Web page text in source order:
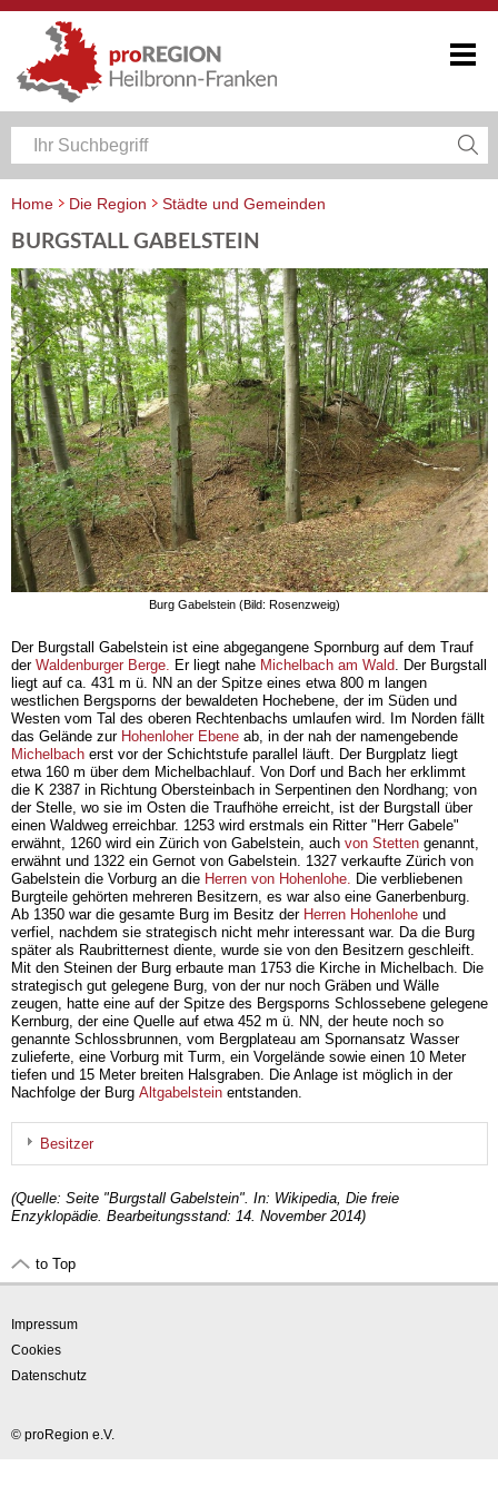
Home Die Region Städte und Gemeinden
BURGSTALL GABELSTEIN
Burg Gabelstein (Bild: Rosenzweig)
Der Burgstall Gabelstein ist eine abgegangene Spornburg auf dem Trauf
der Waldenburger Berge. Er liegt nahe Michelbach am Wald. Der Burgstall
liegt auf ca. 431 m ü. NN an der Spitze eines etwa 800 m langen
westlichen Bergsporns der bewaldeten Hochebene, der im Süden und
Westen vom Tal des oberen Rechtenbachs umlaufen wird. Im Norden fällt
das Gelände zur Hohenloher Ebene ab, in der nah der namengebende
Michelbach erst vor der Schichtstufe parallel läuft. Der Burgplatz liegt
etwa 160 m über dem Michelbachlauf. Von Dorf und Bach her erklimmt
die K 2387 in Richtung Obersteinbach in Serpentinen den Nordhang; von
der Stelle, wo sie im Osten die Traufhöhe erreicht, ist der Burgstall über
einen Waldweg erreichbar. 1253 wird erstmals ein Ritter "Herr Gabele"
erwähnt, 1260 wird ein Zürich von Gabelstein, auch von Stetten genannt,
erwähnt und 1322 ein Gernot von Gabelstein. 1327 verkaufte Zürich von
Gabelstein die Vorburg an die Herren von Hohenlohe. Die verbliebenen
Burgteile gehörten mehreren Besitzern, es war also eine Ganerbenburg.
Ab 1350 war die gesamte Burg im Besitz der Herren Hohenlohe und
verfiel, nachdem sie strategisch nicht mehr interessant war. Da die Burg
später als Raubritternest diente, wurde sie von den Besitzern geschleift.
Mit den Steinen der Burg erbaute man 1753 die Kirche in Michelbach. Die
strategisch gut gelegene Burg, von der nur noch Gräben und Wälle
zeugen, hatte eine auf der Spitze des Bergsporns Schlossebene gelegene
Kernburg, der eine Quelle auf etwa 452 m ü. NN, der heute noch so
genannte Schlossbrunnen, vom Bergplateau am Spornansatz Wasser
zulieferte, eine Vorburg mit Turm, ein Vorgelände sowie einen 10 Meter
tiefen und 15 Meter breiten Halsgraben. Die Anlage ist möglich in der
Nachfolge der Burg Altgabelstein entstanden.
Besitzer
(Quelle: Seite "Burgstall Gabelstein". In: Wikipedia, Die freie
Enzyklopädie. Bearbeitungsstand: 14. November 2014)
to Top
Impressum
Cookies
Datenschutz
© proRegion e.V.